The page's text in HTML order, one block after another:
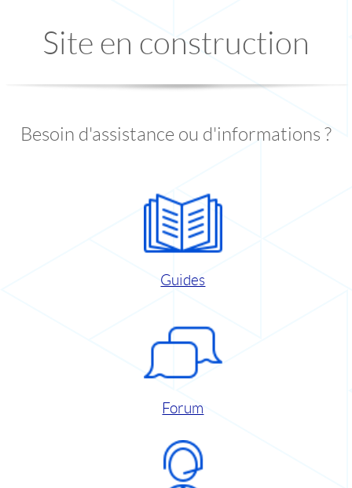
Site en construction
Besoin d'assistance ou d'informations ?
Guides
Forum